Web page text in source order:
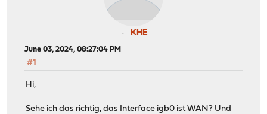
KHE
June 03, 2024, 08:27:04 PM
#1
Hi,
Sehe ich das richtig, das Interface igb0 ist WAN? Und